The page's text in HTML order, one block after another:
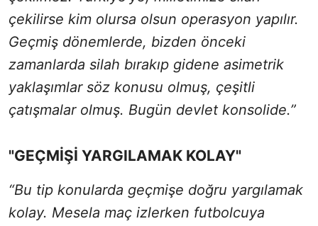
çekilirse kim olursa olsun operasyon yapılır.
Geçmiş dönemlerde, bizden önceki
zamanlarda silah bırakıp gidene asimetrik
yaklaşımlar söz konusu olmuş, çeşitli
çatışmalar olmuş. Bugün devlet konsolide.”
"GEÇMİŞİ YARGILAMAK KOLAY"
“Bu tip konularda geçmişe doğru yargılamak
kolay. Mesela maç izlerken futbolcuya